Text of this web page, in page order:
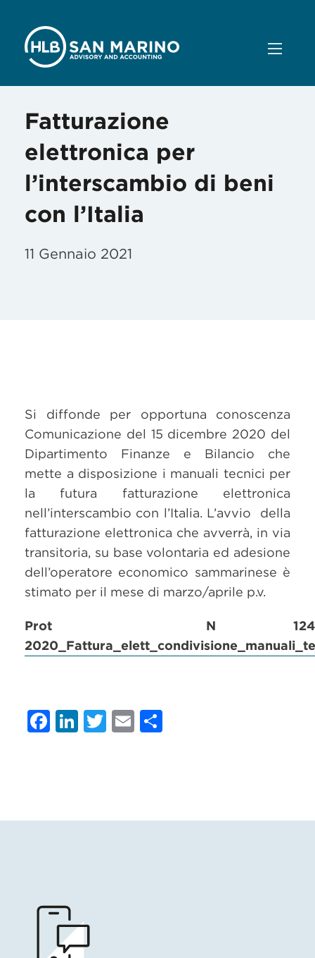
Fatturazione
elettronica per
l’interscambio di beni
con l’Italia
11 Gennaio 2021
Si diffonde per opportuna conoscenza
Comunicazione del 15 dicembre 2020 del
Dipartimento Finanze e Bilancio che
mette a disposizione i manuali tecnici per
la futura fatturazione elettronica
nell’interscambio con l’Italia. L’avvio della
fatturazione elettronica che avverrà, in via
transitoria, su base volontaria ed adesione
dell’operatore economico sammarinese è
stimato per il mese di marzo/aprile p.v.
Prot N
Facebook
LinkedIn
Twitter
Email